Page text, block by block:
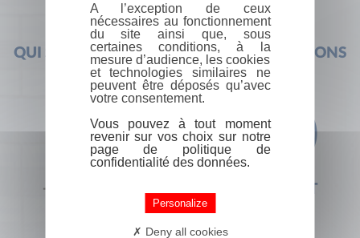
QUI SOMMES-NOUS ? FOIRE AUX QUESTIONS
+33 (0) 1 44 41 29 19 CONTACT
A l’exception de ceux
nécessaires au fonctionnement
du site ainsi que, sous
certaines conditions, à la
mesure d’audience, les cookies
et technologies similaires ne
peuvent être déposés qu’avec
votre consentement.
Vous pouvez à tout moment
revenir sur vos choix sur notre
page de politique de
confidentialité des données.
Personalize
Deny all cookies